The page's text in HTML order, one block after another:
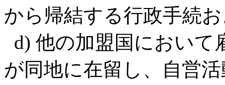
から帰結する行政手続
d) 他の加盟国において
が同地に在留し、自営